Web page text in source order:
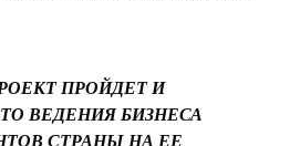
ПРОЙДЕТ И
ВЕДЕНИЯ БИЗНЕСА
СТРАНЫ НА ЕЕ